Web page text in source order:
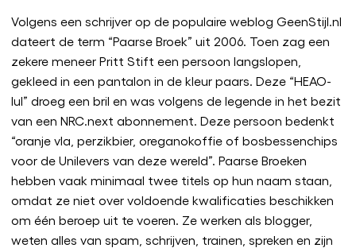
Volgens een schrijver op de populaire weblog GeenStijl.nl
dateert de term “Paarse Broek” uit 2006. Toen zag een
zekere meneer Pritt Stift een persoon langslopen,
gekleed in een pantalon in de kleur paars. Deze “HEAO-
lul” droeg een bril en was volgens de legende in het bezit
van een NRC.next abonnement. Deze persoon bedenkt
“oranje vla, perzikbier, oreganokoffie of bosbessenchips
voor de Unilevers van deze wereld”. Paarse Broeken
hebben vaak minimaal twee titels op hun naam staan,
omdat ze niet over voldoende kwalificaties beschikken
om één beroep uit te voeren. Ze werken als blogger,
weten alles van spam, schrijven, trainen, spreken en zijn